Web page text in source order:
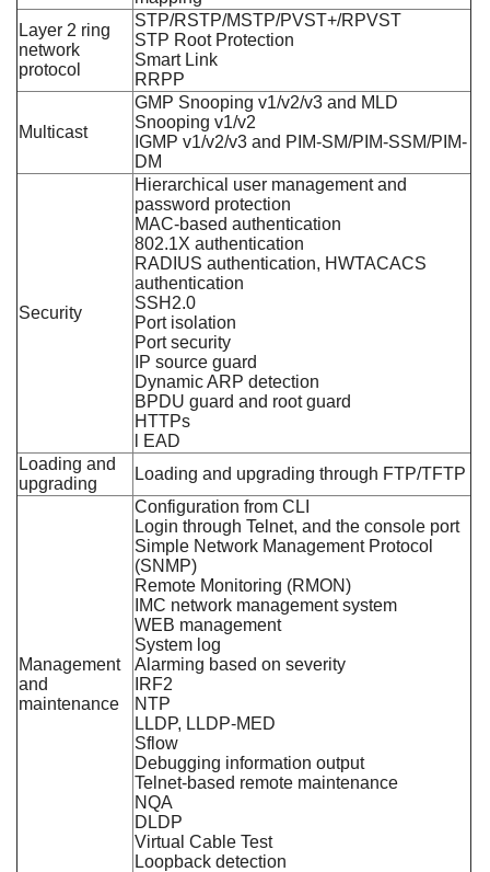
Layer 2 ring
network
protocol
STP/RSTP/MSTP/PVST+/RPVST
STP Root Protection
Smart Link
RRPP
Multicast
GMP Snooping v1/v2/v3 and MLD
Snooping v1/v2
IGMP v1/v2/v3 and PIM-SM/PIM-SSM/PIM-
DM
Security
Hierarchical user management and
password protection
MAC-based authentication
802.1X authentication
RADIUS authentication, HWTACACS
authentication
SSH2.0
Port isolation
Port security
IP source guard
Dynamic ARP detection
BPDU guard and root guard
HTTPs
l EAD
Loading and
upgrading
Loading and upgrading through FTP/TFTP
Management
and
maintenance
Configuration from CLI
Login through Telnet, and the console port
Simple Network Management Protocol
(SNMP)
Remote Monitoring (RMON)
IMC network management system
WEB management
System log
Alarming based on severity
IRF2
NTP
LLDP, LLDP-MED
Sflow
Debugging information output
Telnet-based remote maintenance
NQA
DLDP
Virtual Cable Test
Loopback detection